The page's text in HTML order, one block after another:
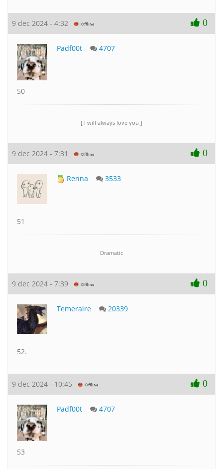
9 dec 2024 - 4:32 0
Padf00t 4707
50
[ I will always love you ]
9 dec 2024 - 7:31 0
Renna 3533
51
Dramatic
9 dec 2024 - 7:39 0
Temeraire 20339
52.
9 dec 2024 - 10:45 0
Padf00t 4707
53